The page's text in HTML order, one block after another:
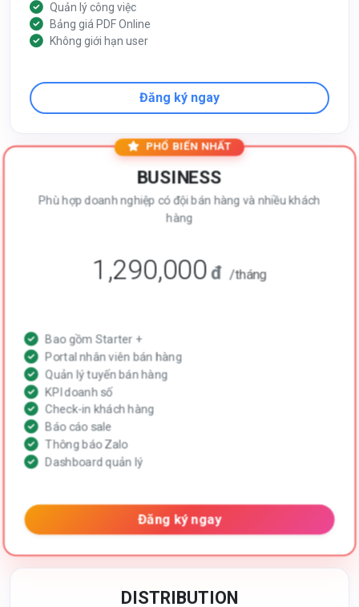
Quản lý công việc
Bảng giá PDF Online
Không giới hạn user
Đăng ký ngay
PHỔ BIẾN NHẤT
BUSINESS
Phù hợp doanh nghiệp có đội bán hàng và nhiều khách
hàng
1,290,000đ /tháng
Bao gồm Starter +
Portal nhân viên bán hàng
Quản lý tuyến bán hàng
KPI doanh số
Check-in khách hàng
Báo cáo sale
Thông báo Zalo
Dashboard quản lý
Đăng ký ngay
DISTRIBUTION